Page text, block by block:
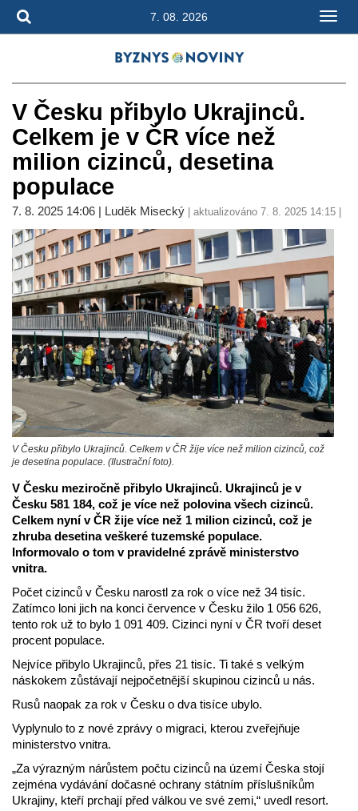
7. 08. 2026
V Česku přibylo Ukrajinců.
Celkem je v ČR více než
milion cizinců, desetina
populace
7. 8. 2025 14:06 | Luděk Misecký | aktualizováno 7. 8. 2025 14:15 |
V Česku přibylo Ukrajinců. Celkem v ČR žije více než milion cizinců, což
je desetina populace. (Ilustrační foto).
V Česku meziročně přibylo Ukrajinců. Ukrajinců je v
Česku 581 184, což je více než polovina všech cizinců.
Celkem nyní v ČR žije více než 1 milion cizinců, což je
zhruba desetina veškeré tuzemské populace.
Informovalo o tom v pravidelné zprávě ministerstvo
vnitra.
Počet cizinců v Česku narostl za rok o více než 34 tisíc.
Zatímco loni jich na konci července v Česku žilo 1 056 626,
tento rok už to bylo 1 091 409. Cizinci nyní v ČR tvoří deset
procent populace.
Nejvíce přibylo Ukrajinců, přes 21 tisíc. Ti také s velkým
náskokem zůstávají nejpočetnější skupinou cizinců u nás.
Rusů naopak za rok v Česku o dva tisíce ubylo.
Vyplynulo to z nové zprávy o migraci, kterou zveřejňuje
ministerstvo vnitra.
„Za výrazným nárůstem počtu cizinců na území Česka stojí
zejména vydávání dočasné ochrany státním příslušníkům
Ukrajiny, kteří prchají před válkou ve své zemi,“ uvedl resort.